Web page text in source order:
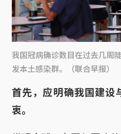
我国冠病确诊数目在过去几周
发本土感染群。（联合早报）
首先，应明确我国建设
衷。